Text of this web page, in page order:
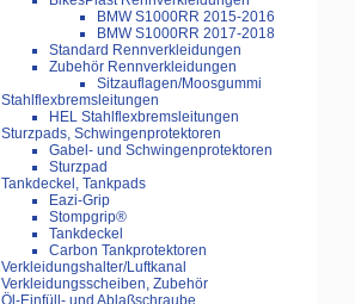
BMW S1000RR 2015-2016
BMW S1000RR 2017-2018
Standard Rennverkleidungen
Zubehör Rennverkleidungen
Sitzauflagen/Moosgummi
Stahlflexbremsleitungen
HEL Stahlflexbremsleitungen
Sturzpads, Schwingenprotektoren
Gabel- und Schwingenprotektoren
Sturzpad
Tankdeckel, Tankpads
Eazi-Grip
Stompgrip®
Tankdeckel
Carbon Tankprotektoren
Verkleidungshalter/Luftkanal
Verkleidungsscheiben, Zubehör
Öl-Einfüll- und Ablaßschraube